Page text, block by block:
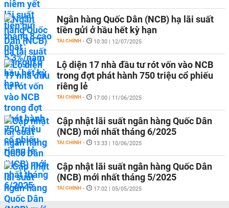
Ngân hàng Quốc Dân (NCB) hạ lãi suất
tiền gửi ở hầu hết kỳ hạn
TÀI CHÍNH - 10:30 | 12/07/2025
Lộ diện 17 nhà đầu tư rót vốn vào NCB
trong đợt phát hành 750 triệu cổ phiếu
riêng lẻ
TÀI CHÍNH - 17:00 | 11/06/2025
Cập nhật lãi suất ngân hàng Quốc Dân
(NCB) mới nhất tháng 6/2025
TÀI CHÍNH - 13:33 | 10/06/2025
Cập nhật lãi suất ngân hàng Quốc Dân
(NCB) mới nhất tháng 5/2025
TÀI CHÍNH - 17:02 | 05/05/2025